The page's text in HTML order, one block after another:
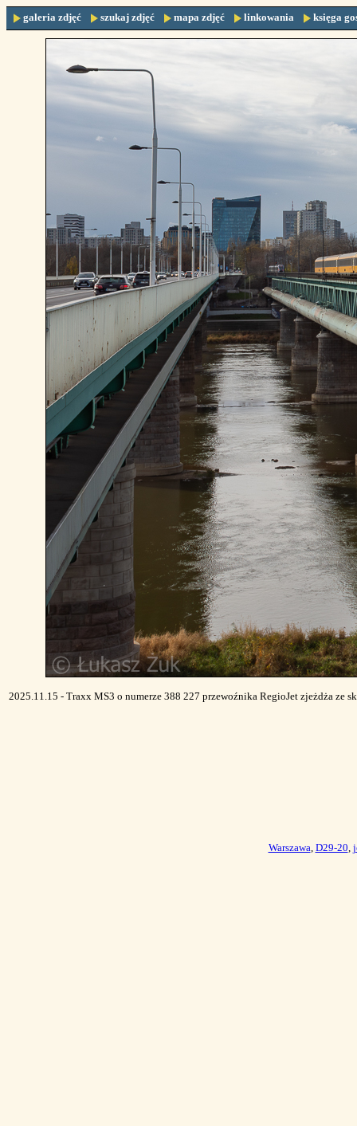
galeria zdjęć szukaj zdjęć mapa zdjęć linkowania księga
2025.11.15 - Traxx MS3 o numerze 388 227 przewoźnika RegioJet zjeżdża ze
Warszawa, D29-20,